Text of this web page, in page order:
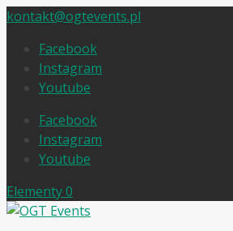
kontakt@ogtevents.pl
Facebook
Instagram
Youtube
Facebook
Instagram
Youtube
Elementy 0